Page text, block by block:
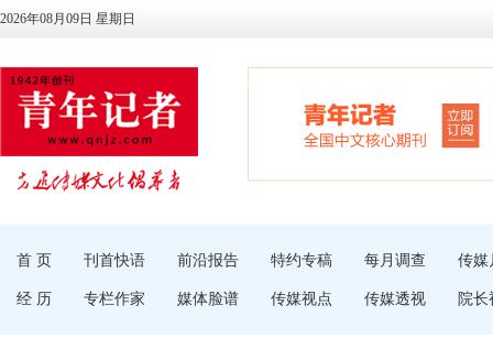
2026年08月09日 星期日
首 页 刊首快语 前沿报告 特约专稿 每月调查 传媒
经 历 专栏作家 媒体脸谱 传媒视点 传媒透视 院长